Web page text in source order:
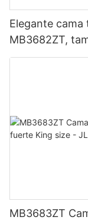
Elegante
MB3682ZT,
Precio de
MB3683ZT